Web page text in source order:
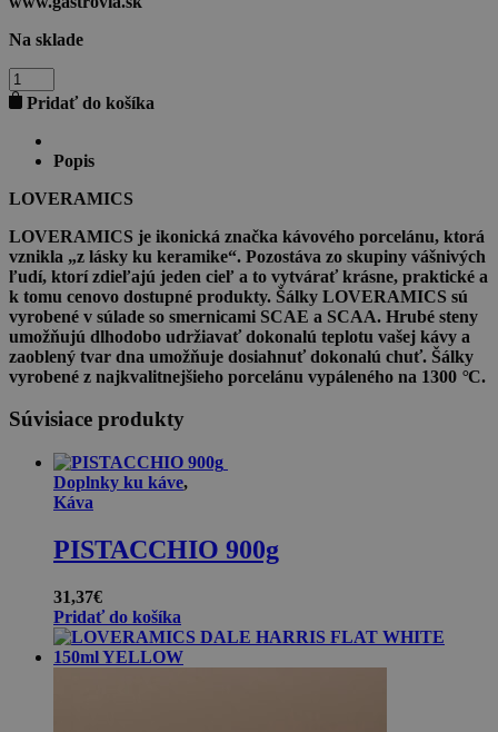
Na sklade
množstvo
LOVERAMICS
Šálka
Espresso
ml
Pridať do košíka
Popis
LOVERAMICS
LOVERAMICS je ikonická značka kávového porcelánu, ktorá
vznikla „z lásky ku keramike“. Pozostáva zo skupiny vášnivých
ľudí, ktorí zdieľajú jeden cieľ a to vytvárať krásne, praktické a
k tomu cenovo dostupné produkty. Šálky LOVERAMICS sú
vyrobené v súlade so smernicami SCAE a SCAA. Hrubé steny
umožňujú dlhodobo udržiavať dokonalú teplotu vašej kávy a
zaoblený tvar dna umožňuje dosiahnuť dokonalú chuť. Šálky
vyrobené z najkvalitnejšieho porcelánu vypáleného na 1300 °C.
Súvisiace produkty
Doplnky ku káve,
Káva
PISTACCHIO 900g
31,37€
Pridať do košíka